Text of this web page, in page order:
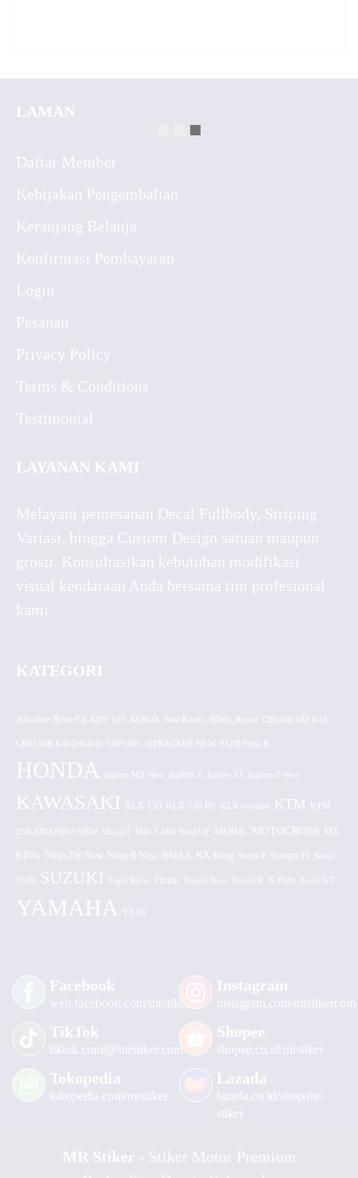
LAMAN
Daftar Member
Kebijakan Pengembalian
Keranjang Belanja
Konfirmasi Pembayaran
Login
Pesanan
Privacy Policy
Terms & Conditions
Testimonial
LAYANAN KAMI
Melayani pemesanan Decal Fullbody, Striping
Variasi, hingga Custom Design satuan maupun
grosir. Konsultasikan kebutuhan modifikasi
visual kendaraan Anda bersama tim profesional
kami.
KATEGORI
Absolute Revo Fit ADV 150 AEROX CB150R Old K15
CBR150R K45G/K45N CRF150L DTRACKER NEW F1ZR/Vega R
HONDA Jupiter MX New Jupiter Z
KAWASAKI KLX 150 KLX 150 BF KLX Gordon KTM KTM
250 MIO FINO NEW Mio GT Mio J Mio Soul GT MOBIL MOTOCROSS MX
KING Ninja 250 New Ninja R New NMAX RX King Satria F Scoopy FI Sonic
150R SUZUKI Tiger Revo Vixion Vixion New Vixion R X-Ride Xeon GT
YAMAHA YZ 85
Facebook
web.facebook.com/mrstiker
Instagram
instagram.com/mrstikercom
TikTok
tiktok.com/@mrstiker.com
Shopee
shopee.co.id/mrstiker
Tokopedia
tokopedia.com/mrstiker
Lazada
lazada.co.id/shop/mr-
stiker
MR Stiker - Stiker Motor Premium